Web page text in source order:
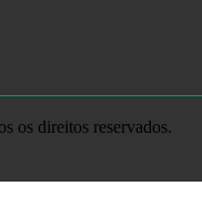
os direitos reservados.